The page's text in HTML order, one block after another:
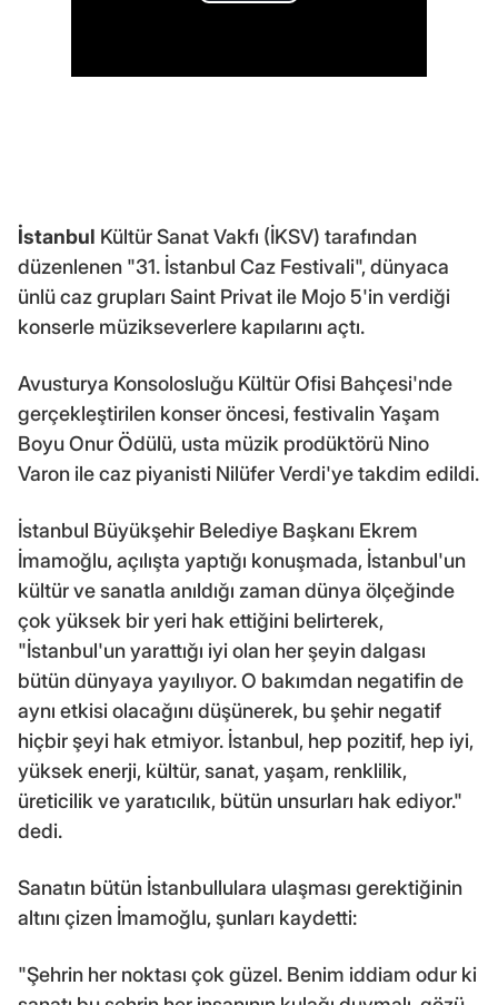
İstanbul Kültür Sanat Vakfı (İKSV) tarafından
düzenlenen "31. İstanbul Caz Festivali", dünyaca
ünlü caz grupları Saint Privat ile Mojo 5'in verdiği
konserle müzikseverlere kapılarını açtı.
Avusturya Konsolosluğu Kültür Ofisi Bahçesi'nde
gerçekleştirilen konser öncesi, festivalin Yaşam
Boyu Onur Ödülü, usta müzik prodüktörü Nino
Varon ile caz piyanisti Nilüfer Verdi'ye takdim edildi.
İstanbul Büyükşehir Belediye Başkanı Ekrem
İmamoğlu, açılışta yaptığı konuşmada, İstanbul'un
kültür ve sanatla anıldığı zaman dünya ölçeğinde
çok yüksek bir yeri hak ettiğini belirterek,
"İstanbul'un yarattığı iyi olan her şeyin dalgası
bütün dünyaya yayılıyor. O bakımdan negatifin de
aynı etkisi olacağını düşünerek, bu şehir negatif
hiçbir şeyi hak etmiyor. İstanbul, hep pozitif, hep iyi,
yüksek enerji, kültür, sanat, yaşam, renklilik,
üreticilik ve yaratıcılık, bütün unsurları hak ediyor."
dedi.
Sanatın bütün İstanbullulara ulaşması gerektiğinin
altını çizen İmamoğlu, şunları kaydetti:
"Şehrin her noktası çok güzel. Benim iddiam odur ki